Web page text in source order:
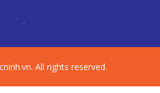
All rights reserved.